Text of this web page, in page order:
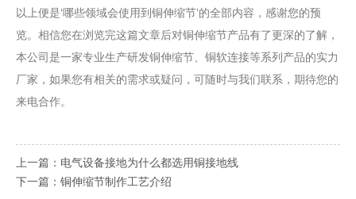
以上便是‘哪些领域会使用到铜伸缩节’的全部内容，感谢您的预
览。相信您在浏览完这篇文章后对铜伸缩节产品有了更深的了解，
本公司是一家专业生产研发铜伸缩节、铜软连接等系列产品的实力
厂家，如果您有相关的需求或疑问，可随时与我们联系，期待您的
来电合作。
上一篇： 电气设备接地为什么都选用铜接地线
下一篇： 铜伸缩节制作工艺介绍